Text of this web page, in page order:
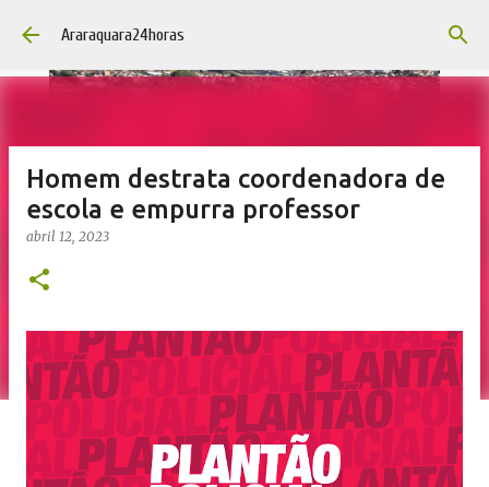
Pular para o conteúdo principal
Araraquara24horas
Homem destrata coordenadora de
escola e empurra professor
abril 12, 2023